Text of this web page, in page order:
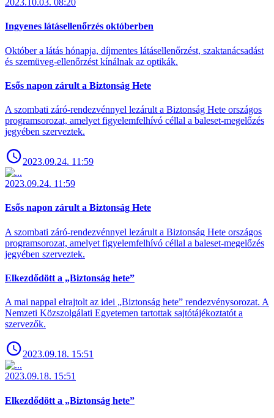
2023.10.03. 08:20
Ingyenes látásellenőrzés októberben
Október a látás hónapja, díjmentes látásellenőrzést, szaktanácsadást
és szemüveg-ellenőrzést kínálnak az optikák.
Esős napon zárult a Biztonság Hete
A szombati záró-rendezvénnyel lezárult a Biztonság Hete országos
programsorozat, amelyet figyelemfelhívó céllal a baleset-megelőzés
jegyében szerveztek.
2023.09.24. 11:59
2023.09.24. 11:59
Esős napon zárult a Biztonság Hete
A szombati záró-rendezvénnyel lezárult a Biztonság Hete országos
programsorozat, amelyet figyelemfelhívó céllal a baleset-megelőzés
jegyében szerveztek.
Elkezdődött a „Biztonság hete”
A mai nappal elrajtolt az idei „Biztonság hete” rendezvénysorozat. A
Nemzeti Közszolgálati Egyetemen tartottak sajtótájékoztatót a
szervezők.
2023.09.18. 15:51
2023.09.18. 15:51
Elkezdődött a „Biztonság hete”